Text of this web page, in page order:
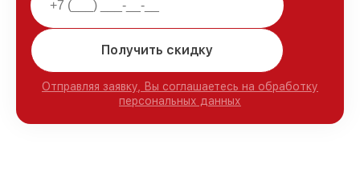
Получить скидку
Отправляя заявку, Вы соглашаетесь на обработку
персональных данных